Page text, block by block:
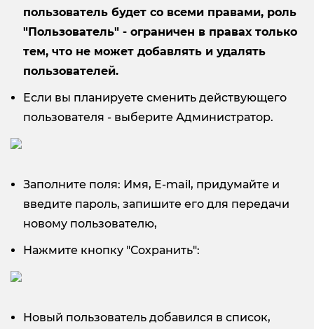
пользователь будет со всеми правами, роль
"Пользователь" - ограничен в правах только
тем, что не может добавлять и удалять
пользователей.
Если вы планируете сменить действующего
пользователя - выберите Администратор.
Заполните поля: Имя, E-mail, придумайте и
введите пароль, запишите его для передачи
новому пользователю,
Нажмите кнопку "Сохранить":
Новый пользователь добавился в список,